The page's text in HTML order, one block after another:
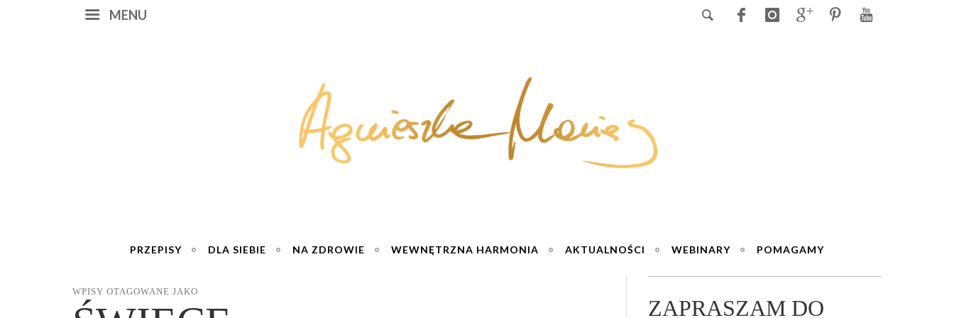
MENU
PRZEPISY DLA SIEBIE NA ZDROWIE WEWNĘTRZNA HARMONIA AKTUALNOŚCI WEBINARY POMAGAMY
WPISY OTAGOWANE JAKO
ZAPRASZAM DO